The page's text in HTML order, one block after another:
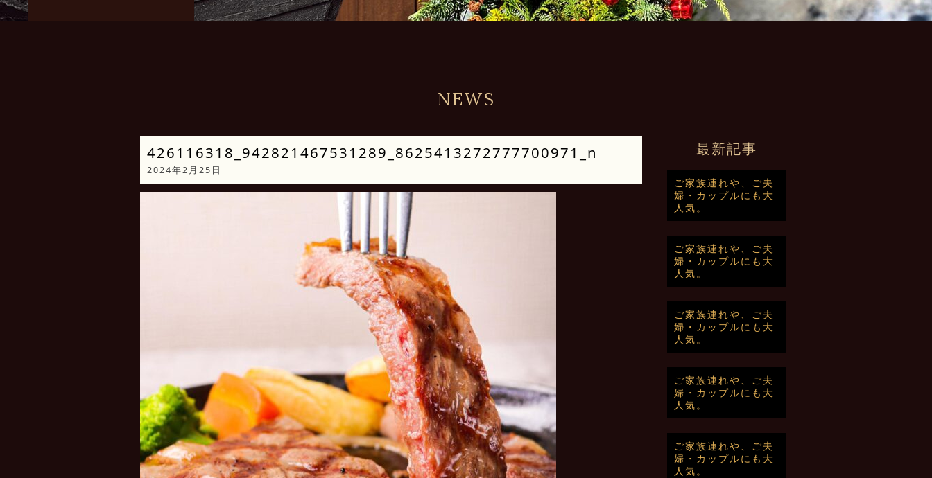
NEWS
426116318_942821467531289_8625413272777700971_n
2024年2月25日
最新記事
ご家族連れや、ご夫
婦・カップルにも大
人気。
ご家族連れや、ご夫
婦・カップルにも大
人気。
ご家族連れや、ご夫
婦・カップルにも大
人気。
ご家族連れや、ご夫
婦・カップルにも大
人気。
ご家族連れや、ご夫
婦・カップルにも大
人気。